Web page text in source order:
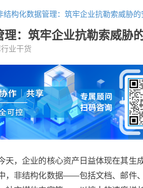
结构化数据管理：筑牢企业抗勒索威胁的
理：筑牢企业抗勒索威胁
业干货
天，企业的核心资产日益体现在其生
，非结构化数据——包括文档、邮件